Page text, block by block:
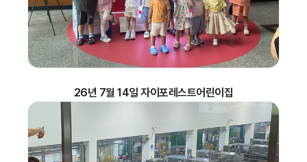
26년 7월 14일 자이포레스트어린이집